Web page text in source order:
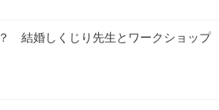
結婚しくじり先生とワークショップ